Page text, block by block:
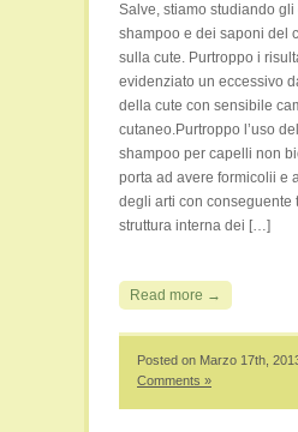
Salve, stiamo studiando gli
shampoo e dei saponi del
sulla cute. Purtroppo i
evidenziato un eccessivo
della cute con sensibile
cutaneo.Purtroppo l’uso
shampoo per capelli non
porta ad avere formicolii e
degli arti con conseguente
struttura interna dei […]
Read more →
Posted on Marzo 17th,
Comments »